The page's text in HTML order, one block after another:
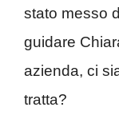
stato messo
guidare
azienda, ci
tratta?